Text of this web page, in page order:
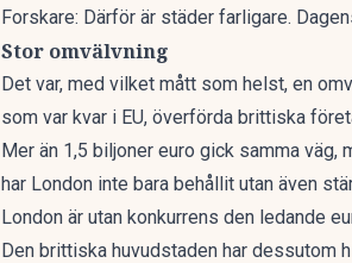
Forskare: Därför är städer farligare.
Stor omvälvning
Det var, med vilket mått som helst, en
som var kvar i EU, överförda brittiska
Mer än 1,5 biljoner euro gick samma
har London inte bara behållit utan även
London är utan konkurrens den ledande
Den brittiska huvudstaden har dessutom